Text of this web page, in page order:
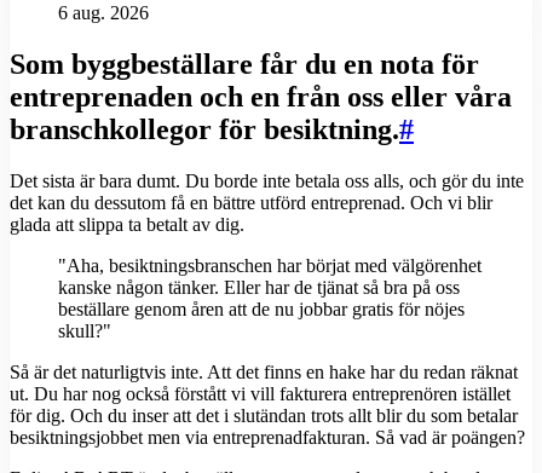
6 aug. 2026
Som byggbeställare får du en nota för
entreprenaden och en från oss eller våra
branschkollegor för besiktning.#
Det sista är bara dumt. Du borde inte betala oss alls, och gör du inte
det kan du dessutom få en bättre utförd entreprenad. Och vi blir
glada att slippa ta betalt av dig.
"Aha, besiktningsbranschen har börjat med välgörenhet
kanske någon tänker. Eller har de tjänat så bra på oss
beställare genom åren att de nu jobbar gratis för nöjes
skull?"
Så är det naturligtvis inte. Att det finns en hake har du redan räknat
ut. Du har nog också förstått vi vill fakturera entreprenören istället
för dig. Och du inser att det i slutändan trots allt blir du som betalar
besiktningsjobbet men via entreprenadfakturan. Så vad är poängen?